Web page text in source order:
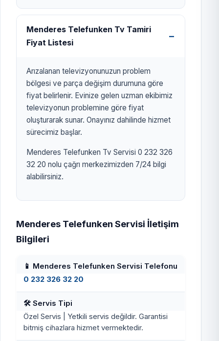
Menderes Telefunken Tv Tamiri
Fiyat Listesi
Arızalanan televizyonunuzun problem
bölgesi ve parça değişim durumuna göre
fiyat belirlenir. Evinize gelen uzman ekibimiz
televizyonun problemine göre fiyat
oluşturarak sunar. Onayınız dahilinde hizmet
sürecimiz başlar.
Menderes Telefunken Tv Servisi 0 232 326
32 20 nolu çağrı merkezimizden 7/24 bilgi
alabilirsiniz.
Menderes Telefunken Servisi İletişim
Bilgileri
📱 Menderes Telefunken Servisi Telefonu
0 232 326 32 20
🛠️ Servis Tipi
Özel Servis | Yetkili servis değildir. Garantisi
bitmiş cihazlara hizmet vermektedir.